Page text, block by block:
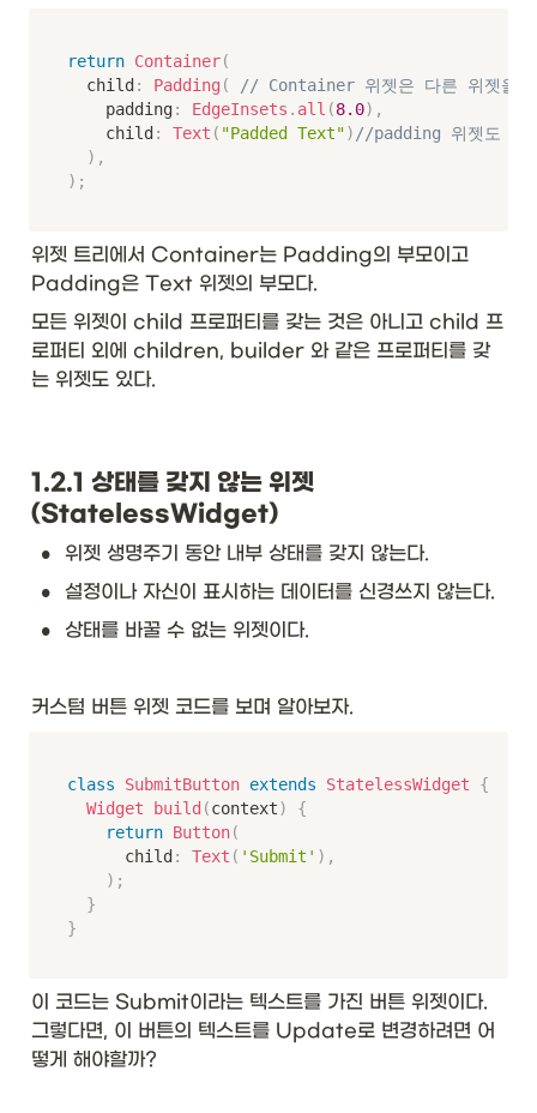
return Container(
	child
: Padding (
// Container 위젯은 다른 위젯을
		padding
: EdgeInsets . all (8.0) ,
		child
: Text ( "Padded Text") //padding 위젯도 다
) ,
) ;
위젯 트리에서 Container는 Padding의 부모이고
Padding은 Text 위젯의 부모다.
모든 위젯이 child 프로퍼티를 갖는 것은 아니고 child 프
로퍼티 외에 children, builder 와 같은 프로퍼티를 갖
는 위젯도 있다.
1.2.1 상태를 갖지 않는 위젯
(StatelessWidget)
• 위젯 생명주기 동안 내부 상태를 갖지 않는다.
• 설정이나 자신이 표시하는 데이터를 신경쓰지 않는다.
• 상태를 바꿀 수 없는 위젯이다.
커스텀 버튼 위젯 코드를 보며 알아보자.
class SubmitButton extends StatelessWidget
{
Widget
build (context)
{
return Button(
			child
: Text ( 'Submit' ) ,
) ;
}
}
이 코드는 Submit이라는 텍스트를 가진 버튼 위젯이다.
그렇다면, 이 버튼의 텍스트를 Update로 변경하려면 어
떻게 해야할까?